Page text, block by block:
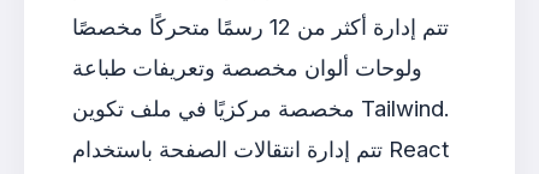
تتم إدارة أكثر من 12 رسمًا متحركًا مخصصًا
ولوحات ألوان مخصصة وتعريفات طباعة
مخصصة مركزيًا في ملف تكوين Tailwind.
تتم إدارة انتقالات الصفحة باستخدام React